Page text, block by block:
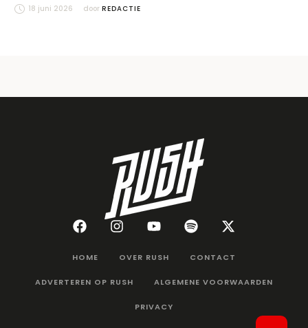
18 juni 2026 door REDACTIE
HOME OVER RUSH CONTACT
ADVERTEREN OP RUSH ALGEMENE VOORWAARDEN
PRIVACY